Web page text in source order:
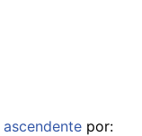
ascendente por: